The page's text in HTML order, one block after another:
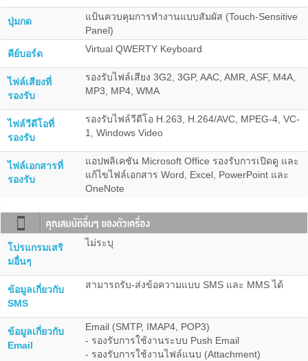
ปุ่มกด
แป้นควบคุมการทำงานแบบสัมผัส (Touch-Sensitive
Panel)
คีย์บอร์ด Virtual QWERTY Keyboard
ไฟล์เสียงที่
รองรับ
รองรับไฟล์เสียง 3G2, 3GP, AAC, AMR, ASF, M4A,
MP3, MP4, WMA
ไฟล์วีดีโอที่
รองรับ
รองรับไฟล์วีดีโอ H.263, H.264/AVC, MPEG-4, VC-
1, Windows Video
ไฟล์เอกสารที่
รองรับ
แอปพลิเคชัน Microsoft Office รองรับการเปิดดู และ
แก้ไขไฟล์เอกสาร Word, Excel, PowerPoint และ
OneNote
โปรแกรมเสริ
มอื่นๆ
ไม่ระบุ
ข้อมูลเกี่ยวกับ
SMS
สามารถรับ-ส่งข้อความแบบ SMS และ MMS ได้
ข้อมูลเกี่ยวกับ
Email
Email (SMTP, IMAP4, POP3)
- รองรับการใช้งานระบบ Push Email
- รองรับการใช้งานไฟล์แนบ (Attachment)